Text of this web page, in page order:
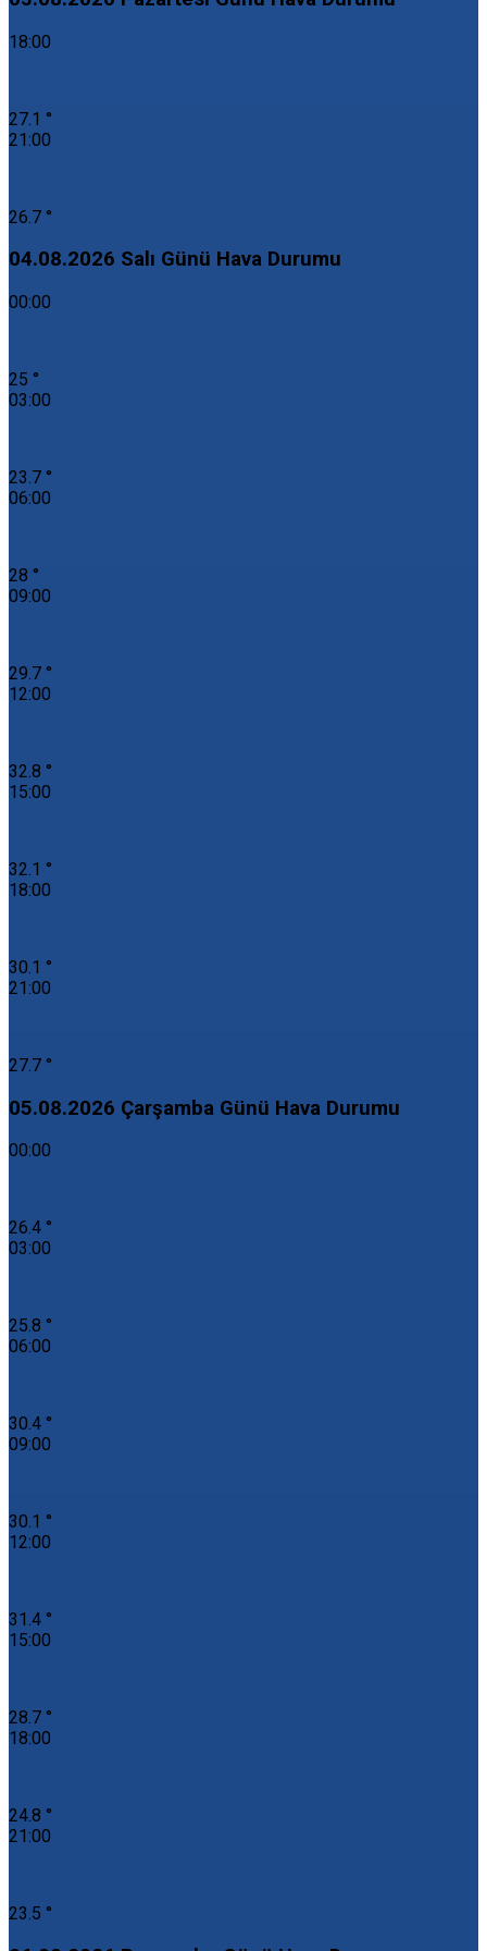
18:00
27.1 °
21:00
26.7 °
04.08.2026 Salı Günü Hava Durumu
00:00
25 °
03:00
23.7 °
06:00
28 °
09:00
29.7 °
12:00
32.8 °
15:00
32.1 °
18:00
30.1 °
21:00
27.7 °
05.08.2026 Çarşamba Günü Hava Durumu
00:00
26.4 °
03:00
25.8 °
06:00
30.4 °
09:00
30.1 °
12:00
31.4 °
15:00
28.7 °
18:00
24.8 °
21:00
23.5 °